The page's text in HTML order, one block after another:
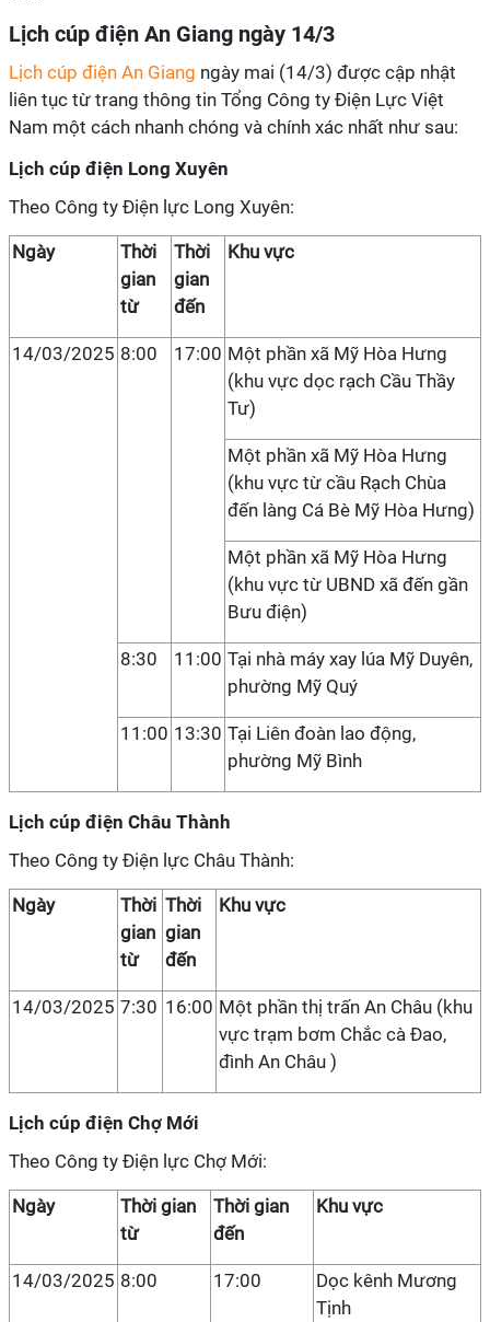
Lịch cúp điện An Giang ngày 14/3
Lịch cúp điện An Giang ngày mai (14/3) được cập nhật
liên tục từ trang thông tin Tổng Công ty Điện Lực Việt
Nam một cách nhanh chóng và chính xác nhất như sau:
Lịch cúp điện Long Xuyên
Theo Công ty Điện lực Long Xuyên:
Ngày
Thời
gian
từ
Thời
gian
đến
Khu vực
14/03/2025 8:00 17:00 Một phần xã Mỹ Hòa Hưng
(khu vực dọc rạch Cầu Thầy
Tư)
Một phần xã Mỹ Hòa Hưng
(khu vực từ cầu Rạch Chùa
đến làng Cá Bè Mỹ Hòa Hưng)
Một phần xã Mỹ Hòa Hưng
(khu vực từ UBND xã đến gần
Bưu điện)
8:30 11:00 Tại nhà máy xay lúa Mỹ Duyên,
phường Mỹ Quý
11:00 13:30 Tại Liên đoàn lao động,
phường Mỹ Bình
Lịch cúp điện Châu Thành
Theo Công ty Điện lực Châu Thành:
Ngày
Thời
gian
từ
Thời
gian
đến
Khu vực
14/03/2025 7:30 16:00 Một phần thị trấn An Châu (khu
vực trạm bơm Chắc cà Đao,
đình An Châu )
Lịch cúp điện Chợ Mới
Theo Công ty Điện lực Chợ Mới:
Ngày
Thời gian
từ
Thời gian
đến
Khu vực
14/03/2025 8:00 17:00
Dọc kênh Mương
Tịnh